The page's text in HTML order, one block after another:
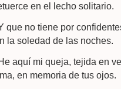
en el lecho solitario.
que no tiene por
la soledad de las noches.
aquí mi queja, tejida en
en memoria de tus ojos.